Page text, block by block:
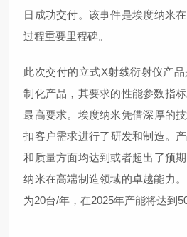
日 成功交付。 该事件是埃度纳米在
过程重要里程碑。
此次交付的立式X射线衍射仪产品
制化产品，其要求的性能参数指
最高要求。 埃度纳米凭借深厚的
扣客户需求进行了研发和制造。
和质量方面均达到或者超出 了预
纳米在高端制造领域的卓越能力。
为20台/年，在2025年产能将达到